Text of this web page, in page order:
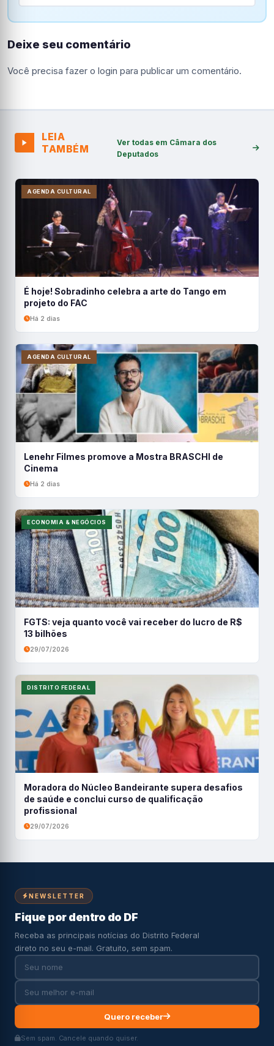
Deixe seu comentário
Você precisa fazer o login para publicar um comentário.
LEIA
TAMBÉM
Ver todas em Câmara dos
Deputados
AGENDA CULTURAL
É hoje! Sobradinho celebra a arte do Tango em
projeto do FAC
Há 2 dias
AGENDA CULTURAL
Lenehr Filmes promove a Mostra BRASCHI de
Cinema
Há 2 dias
ECONOMIA & NEGÓCIOS
FGTS: veja quanto você vai receber do lucro de R$
13 bilhões
29/07/2026
DISTRITO FEDERAL
Moradora do Núcleo Bandeirante supera desafios
de saúde e conclui curso de qualificação
profissional
29/07/2026
NEWSLETTER
Fique por dentro do DF
Receba as principais notícias do Distrito Federal
direto no seu e-mail. Gratuito, sem spam.
Quero receber
Sem spam. Cancele quando quiser.